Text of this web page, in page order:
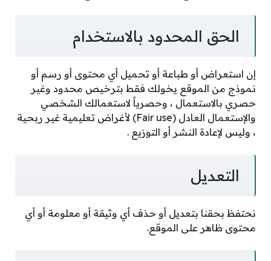
الحق المحدود بالاستخدام
إن استعراض أو طباعة أو تحميل أي محتوى أو رسم أو
نموذج من الموقع يخولك فقط بترخيص محدود وغير
حصري بالاستعمال ، وحصرياً لاستعمالك الشخصي
والإستعمال العادل (Fair use) لأغراض تعليمية غير ربحية
، وليس لإعادة النشر أو التوزيع .
التعديل
نحتفظ بحقنا بتعديل أو حذف أي وثيقة أو معلومة أو أي
محتوى ظاهر على الموقع.